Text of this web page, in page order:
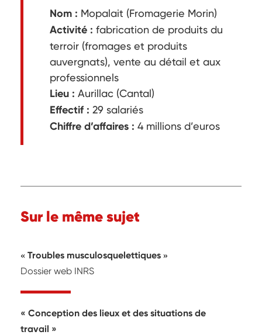
Nom : Mopalait (Fromagerie Morin)
Activité : fabrication de produits du
terroir (fromages et produits
auvergnats), vente au détail et aux
professionnels
Lieu : Aurillac (Cantal)
Effectif : 29 salariés
Chiffre d’affaires : 4 millions d’euros
Sur le même sujet
Troubles musculosquelettiques
Dossier web INRS
Conception des lieux et des situations de
travail